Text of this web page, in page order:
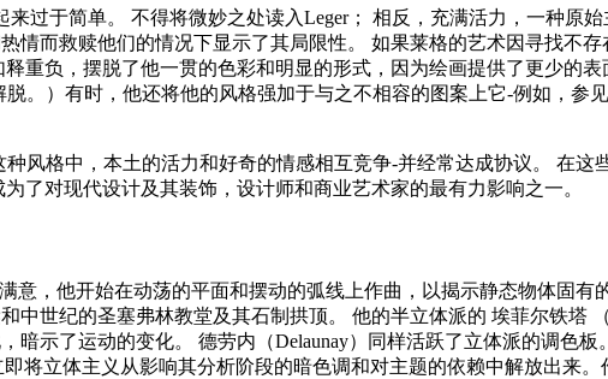
来过于简单。 不得将微妙之处读入Leger； 相反，充满活力，一种原
情而救赎他们的情况下显示了其局限性。 如果莱格的艺术因寻找不
重负，摆脱了他一贯的色彩和明显的形式，因为绘画提供了更少的
。）有时，他还将他的风格强加于与之不相容的图案上它-例如，参见
风格中，本土的活力和好奇的情感相互竞争-并经常达成协议。 在
了对现代设计及其装饰，设计师和商业艺术家的最有力影响之一。
满意，他开始在动荡的平面和摆动的弧线上作曲，以揭示静态物体固
中世纪的圣塞弗林教堂及其石制拱顶。 他的半立体派的 埃菲尔铁塔
暗示了运动的变化。 德劳内（Delaunay）同样活跃了立体派的调色
将立体主义从影响其分析阶段的暗色调和对主题的依赖中解放出来